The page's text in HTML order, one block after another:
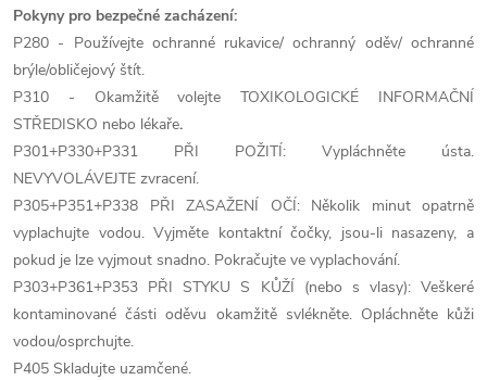
Pokyny pro bezpečné zacházení:
P280 - Používejte ochranné rukavice/ ochranný oděv/ ochranné
brýle/obličejový štít.
P310 - Okamžitě volejte TOXIKOLOGICKÉ INFORMAČNÍ
STŘEDISKO nebo lékaře.
P301+P330+P331 PŘI POŽITÍ: Vypláchněte ústa.
NEVYVOLÁVEJTE zvracení.
P305+P351+P338 PŘI ZASAŽENÍ OČÍ: Několik minut opatrně
vyplachujte vodou. Vyjměte kontaktní čočky, jsou-li nasazeny, a
pokud je lze vyjmout snadno. Pokračujte ve vyplachování.
P303+P361+P353 PŘI STYKU S KŮŽÍ (nebo s vlasy): Veškeré
kontaminované části oděvu okamžitě svlékněte. Opláchněte kůži
vodou/osprchujte.
P405 Skladujte uzamčené.